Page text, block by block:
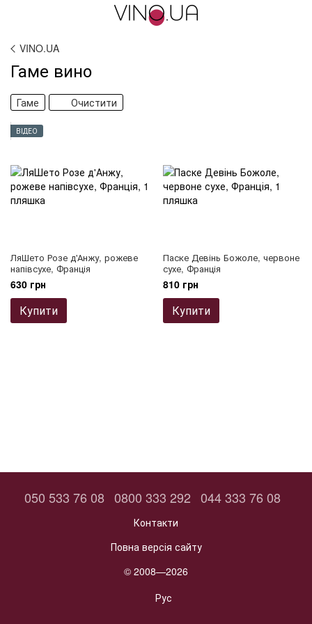
VINO.UA
Гаме вино
Гаме Очистити
ВІДЕО
ЛяШето Розе д'Анжу, рожеве
напівсухе, Франція
630 грн
Купити
Паске Девінь Божоле, червоне
сухе, Франція
810 грн
Купити
050 533 76 08 0800 333 292 044 333 76 08
Контакти
Повна версія сайту
© 2008—2026
Рус